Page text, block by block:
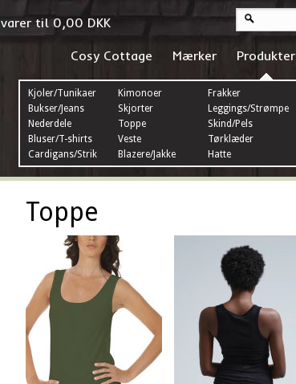
varer til0,00 DKK
Cosy Cottage Mærker Produkter
Kjoler/Tunikaer
Bukser/Jeans
Nederdele
Bluser/T-shirts
Cardigans/Strik
Kimonoer
Skjorter
Toppe
Veste
Blazere/Jakke
Frakker
Leggings/Strømper
Skind/Pels
Tørklæder
Hatte
Toppe